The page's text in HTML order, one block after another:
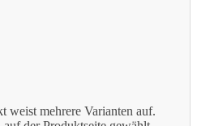
weist mehrere Varianten auf.